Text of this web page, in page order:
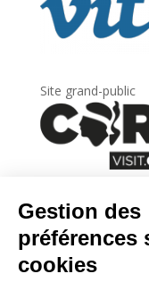
Site grand-public
Newsletter
Inscrivez-vous à
l’Agence du